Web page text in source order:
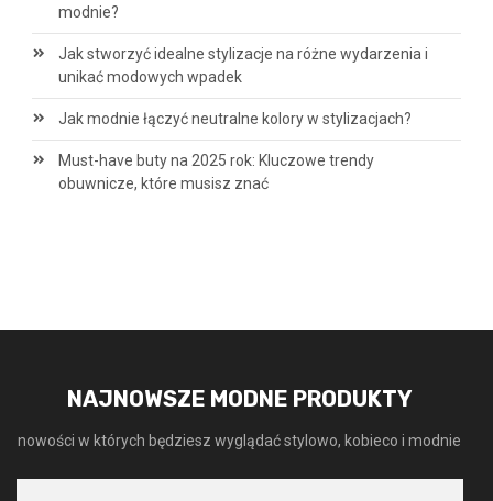
modnie?
Jak stworzyć idealne stylizacje na różne wydarzenia i
unikać modowych wpadek
Jak modnie łączyć neutralne kolory w stylizacjach?
Must-have buty na 2025 rok: Kluczowe trendy
obuwnicze, które musisz znać
NAJNOWSZE MODNE PRODUKTY
nowości w których będziesz wyglądać stylowo, kobieco i modnie